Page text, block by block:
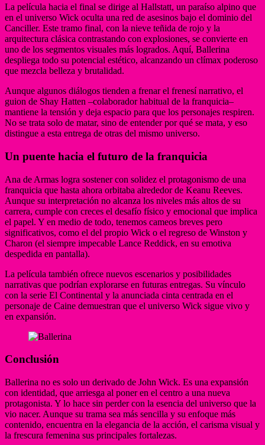
La película hacia el final se dirige al Hallstatt, un paraíso alpino que
en el universo Wick oculta una red de asesinos bajo el dominio del
Canciller. Este tramo final, con la nieve teñida de rojo y la
arquitectura clásica contrastando con explosiones, se convierte en
uno de los segmentos visuales más logrados. Aquí, Ballerina
despliega todo su potencial estético, alcanzando un clímax poderoso
que mezcla belleza y brutalidad.
Aunque algunos diálogos tienden a frenar el frenesí narrativo, el
guion de Shay Hatten –colaborador habitual de la franquicia–
mantiene la tensión y deja espacio para que los personajes respiren.
No se trata solo de matar, sino de entender por qué se mata, y eso
distingue a esta entrega de otras del mismo universo.
Un puente hacia el futuro de la franquicia
Ana de Armas logra sostener con solidez el protagonismo de una
franquicia que hasta ahora orbitaba alrededor de Keanu Reeves.
Aunque su interpretación no alcanza los niveles más altos de su
carrera, cumple con creces el desafío físico y emocional que implica
el papel. Y en medio de todo, tenemos cameos breves pero
significativos, como el del propio Wick o el regreso de Winston y
Charon (el siempre impecable Lance Reddick, en su emotiva
despedida en pantalla).
La película también ofrece nuevos escenarios y posibilidades
narrativas que podrían explorarse en futuras entregas. Su vínculo
con la serie El Continental y la anunciada cinta centrada en el
personaje de Caine demuestran que el universo Wick sigue vivo y
en expansión.
Conclusión
Ballerina no es solo un derivado de John Wick. Es una expansión
con identidad, que arriesga al poner en el centro a una nueva
protagonista. Y lo hace sin perder con la esencia del universo que la
vio nacer. Aunque su trama sea más sencilla y su enfoque más
contenido, encuentra en la elegancia de la acción, el carisma visual y
la frescura femenina sus principales fortalezas.